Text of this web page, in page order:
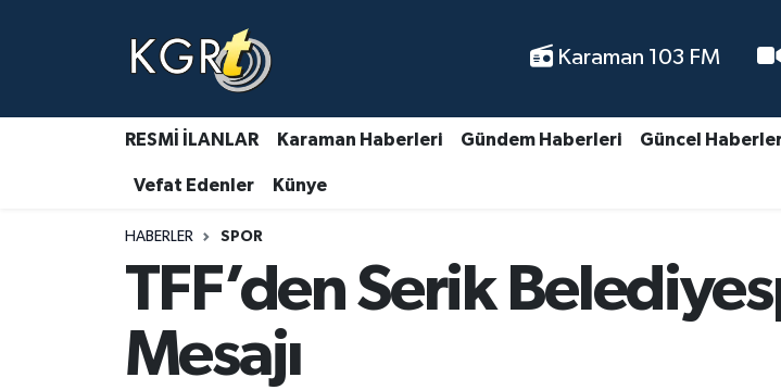
Karaman 103 FM
RESMİ İLANLAR Karaman Haberleri Gündem Haberleri Güncel
Vefat Edenler Künye
HABERLER SPOR
TFF’den Serik
Mesajı
Karaman Haberleri
Gündem Haberleri
Güncel Haberler
Ulusal Haberler